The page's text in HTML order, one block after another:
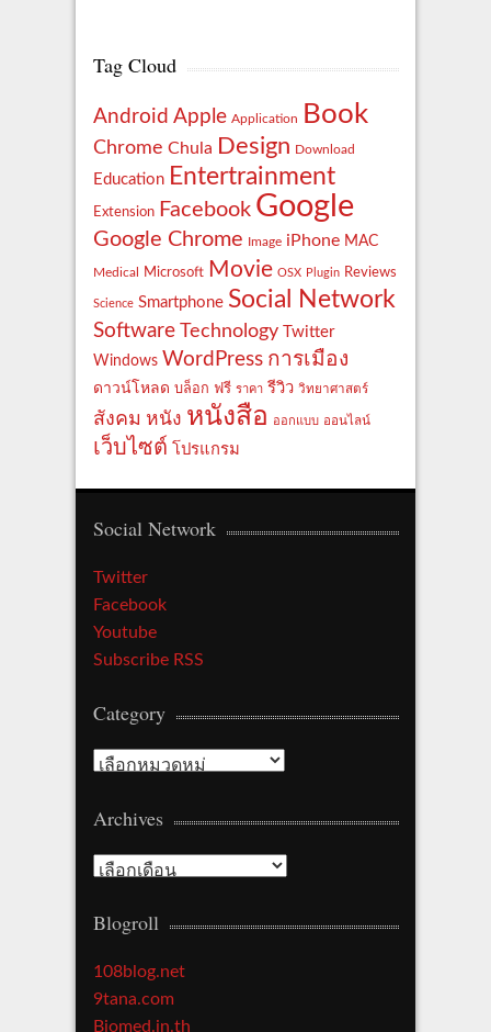
Tag Cloud
Android Apple Application Book
Chrome Chula Design Download
Education Entertrainment
Extension Facebook Google
Google Chrome Image iPhone MAC
Medical Microsoft Movie OSX Plugin Reviews
Science Smartphone Social Network
Software Technology
Twitter
Windows WordPress การเมือง
ดาวน์โหลด บล็อก ฟรี ราคา รีวิว วิทยาศาสตร์
สังคม หนัง หนังสือ ออกแบบ ออนไลน์
เว็บไซต์ โปรแกรม
Social Network
Twitter
Facebook
Youtube
Subscribe RSS
Category
Category
Archives
Archives
Blogroll
108blog.net
9tana.com
Biomed.in.th